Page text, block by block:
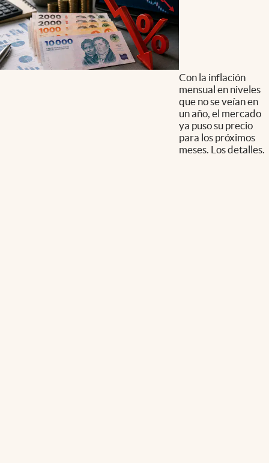
Con la inflación
mensual en niveles
que no se veían en
un año, el mercado
ya puso su precio
para los próximos
meses. Los detalles.